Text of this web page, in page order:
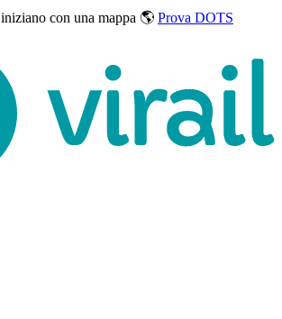
iniziano con una mappa 🌎 Prova DOTS